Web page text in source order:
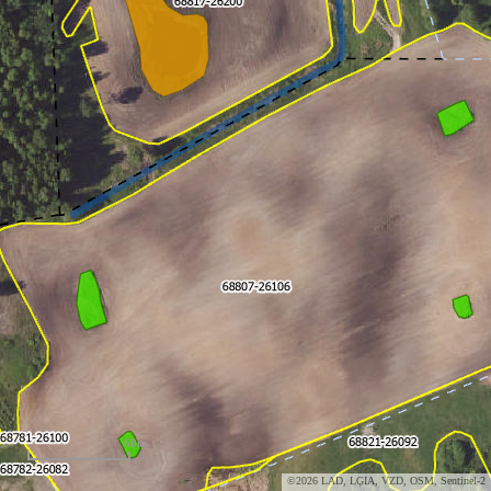
60m
©2026 LAD, LĢIA, VZD, OSM, Sentinel-2